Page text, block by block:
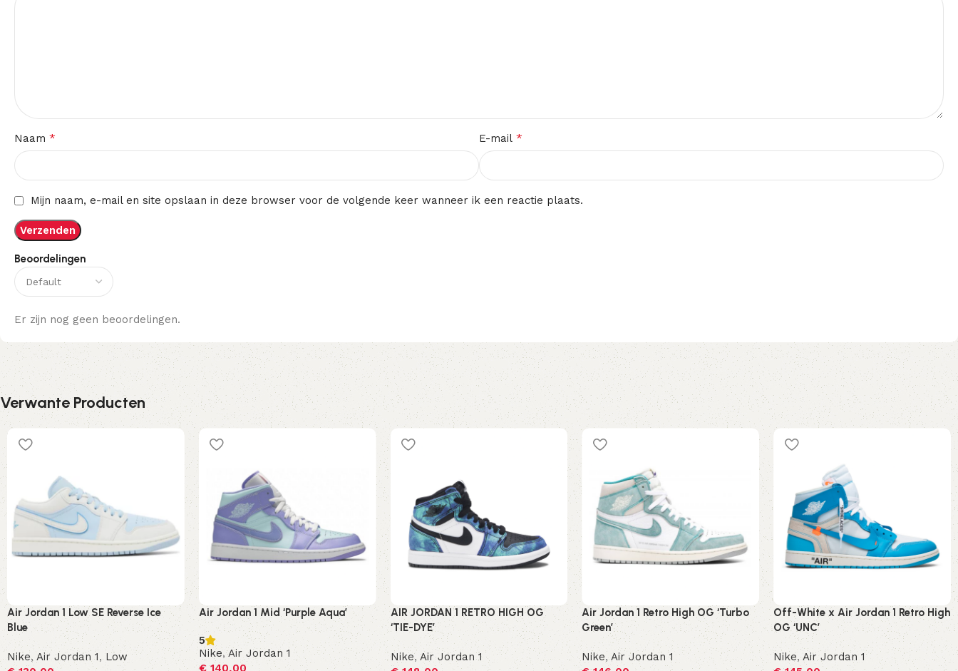
Beoordelingen
Er zijn nog geen beoordelingen.
Naam * E-mail *
Mijn naam, e-mail en site opslaan in deze browser voor de volgende keer wanneer ik een reactie plaats.
Verwante Producten
Air Jordan 1 Low SE Reverse Ice
Blue
Nike, Air Jordan 1, Low
Air Jordan 1 Mid ‘Purple Aqua’
5
Nike,Air Jordan 1
€140,00
AIR JORDAN 1 RETRO HIGH OG
‘TIE-DYE’
Nike, Air Jordan 1
Air Jordan 1 Retro High OG ‘Turbo
Green’
Nike,Air Jordan 1
Off-White x Air Jordan 1 Retro High
OG ‘UNC’
Nike,Air Jordan 1